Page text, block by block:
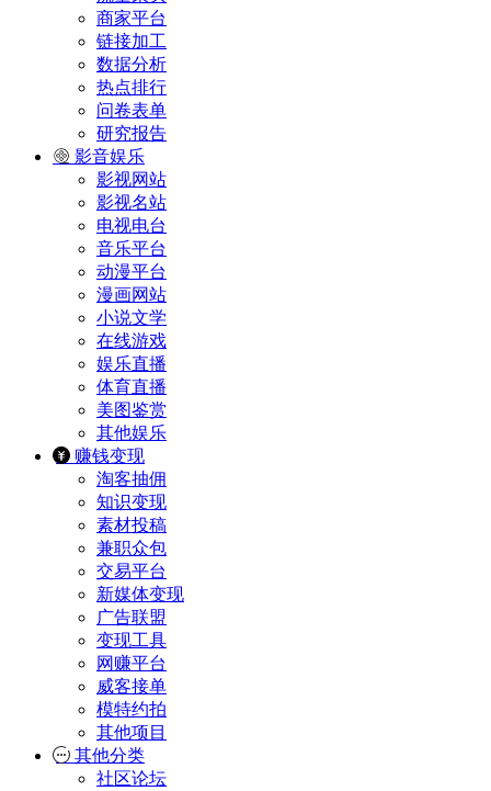
商家平台
链接加工
数据分析
热点排行
问卷表单
研究报告
影音娱乐
影视网站
影视名站
电视电台
音乐平台
动漫平台
漫画网站
小说文学
在线游戏
娱乐直播
体育直播
美图鉴赏
其他娱乐
赚钱变现
淘客抽佣
知识变现
素材投稿
兼职众包
交易平台
新媒体变现
广告联盟
变现工具
网赚平台
威客接单
模特约拍
其他项目
其他分类
社区论坛